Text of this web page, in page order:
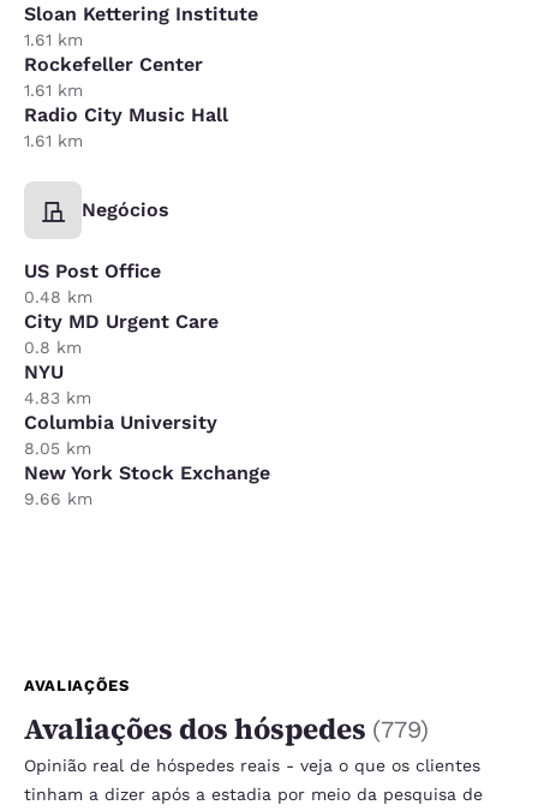
Sloan Kettering Institute
1.61 km
Rockefeller Center
1.61 km
Radio City Music Hall
1.61 km
Negócios
US Post Office
0.48 km
City MD Urgent Care
0.8 km
NYU
4.83 km
Columbia University
8.05 km
New York Stock Exchange
9.66 km
AVALIAÇÕES
Avaliações dos hóspedes (779)
Opinião real de hóspedes reais - veja o que os clientes
tinham a dizer após a estadia por meio da pesquisa de